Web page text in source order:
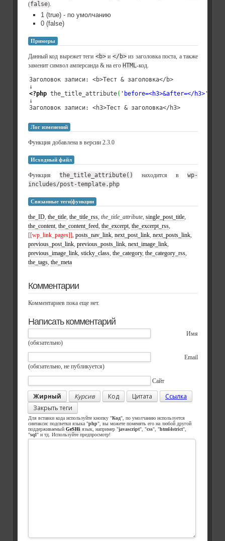
(false).
1 (true) - по умолчанию
0 (false)
Примеры
Данный код вырежет теги <b>и </b>из заголовка поста, а также
заменит символ амперсанда & на его HTML-код.
Заголовок записи: <b>Тест & заголовка</b>
<?php the_title_attribute( 'before=<h3>&after=</h3>'
↓
Заголовок записи: <h3>Тест & заголовка</h3>
Лог изменений
Функция добавлена в версии 2.3.0
Исходный файл
Функция the_title_attribute() находится в wp-
includes/post-template.php
Связанные теги|функции
the_ID, the_title, the_title_rss, the_title_attribute, single_post_title,
the_content, the_content_feed, the_excerpt, the_excerpt_rss,
[[wp_link_pages]], posts_nav_link, next_post_link, next_posts_link,
previous_post_link, previous_posts_link, next_image_link,
previous_image_link, sticky_class, the_category, the_category_rss,
the_tags, the_meta
Комментарии
Комментариев пока еще нет.
Написать комментарий
Имя
(обязательно)
Email
(обязательно, не публикуется)
Сайт
Жирный Курсив Код Цитата
Ссылка
Закрыть теги
Для вставки кода используйте кнопку "Код", по умолчанию используется
синтаксис подсветки языка "php", вы можете поменять его на любой другой
поддерживаемый GeSHi язык, например "javascript", "css", "html4strict",
"sql" и тд. Используйте предпросмотр!